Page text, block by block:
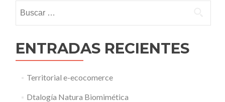
ENTRADAS RECIENTES
Territorial e-ecocomerce
Dtalogía Natura Biomimética